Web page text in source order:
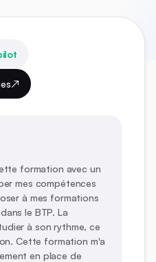
formation avec un
mes compétences
à mes formations
le BTP. La
à son rythme, ce
Cette formation m'a
en place de